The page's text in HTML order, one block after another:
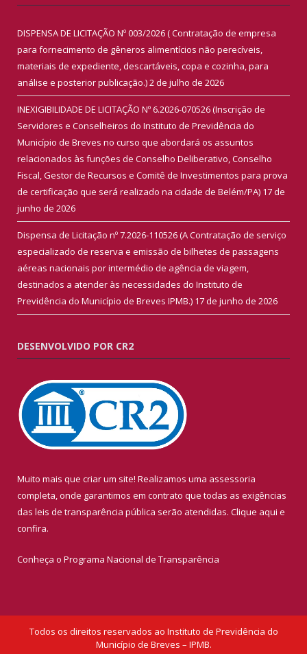
DISPENSA DE LICITAÇÃO Nº 003/2026 ( Contratação de empresa
para fornecimento de gêneros alimentícios não perecíveis,
materiais de expediente, descartáveis, copa e cozinha, para
análise e posterior publicação.)2 de julho de 2026
INEXIGIBILIDADE DE LICITAÇÃO Nº 6.2026-070526 (Inscrição de
Servidores e Conselheiros do Instituto de Previdência do
Município de Breves no curso que abordará os assuntos
relacionados às funções de Conselho Deliberativo, Conselho
Fiscal, Gestor de Recursos e Comitê de Investimentos para prova
de certificação que será realizado na cidade de Belém/PA) 17 de
junho de 2026
Dispensa de Licitação nº 7.2026-110526 (A Contratação de serviço
especializado de reserva e emissão de bilhetes de passagens
aéreas nacionais por intermédio de agência de viagem,
destinados a atender às necessidades do Instituto de
Previdência do Município de Breves IPMB.) 17 de junho de 2026
DESENVOLVIDO POR CR2
Muito mais que criar um site! Realizamos uma assessoria
completa, onde garantimos em contrato que todas as exigências
das leis de transparência pública serão atendidas. Clique aqui e
confira.
Conheça o Programa Nacional de Transparência
Todos os direitos reservados ao Instituto de Previdência do
Município de Breves – IPMB.